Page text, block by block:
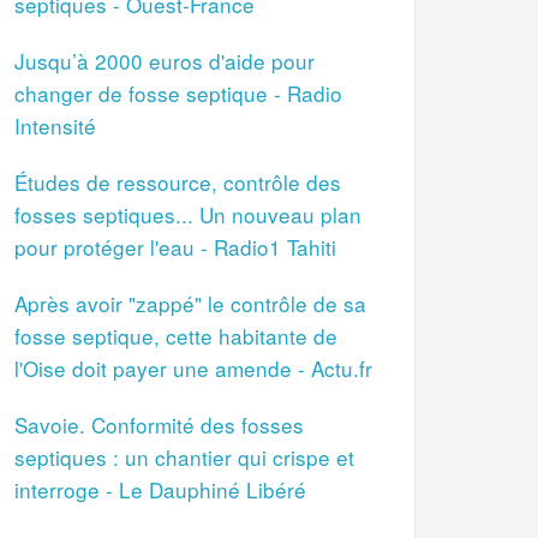
Jusqu’à 2000 euros d'aide pour
changer de fosse septique - Radio
Intensité
Études de ressource, contrôle des
fosses septiques... Un nouveau plan
pour protéger l'eau - Radio1 Tahiti
Après avoir "zappé" le contrôle de sa
fosse septique, cette habitante de
l'Oise doit payer une amende - Actu.fr
Savoie. Conformité des fosses
septiques : un chantier qui crispe et
interroge - Le Dauphiné Libéré